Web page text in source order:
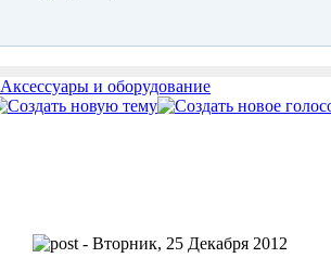
Аксессуары и оборудование
- Вторник, 25 Декабря 2012